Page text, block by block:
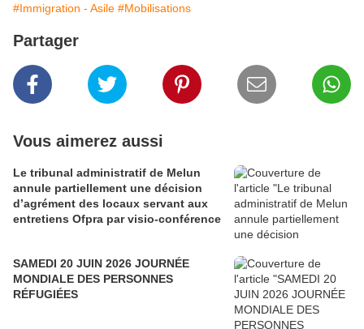
#Immigration - Asile #Mobilisations
Partager
Vous aimerez aussi
Le tribunal administratif de Melun
annule partiellement une décision
d’agrément des locaux servant aux
entretiens Ofpra par visio-conférence
SAMEDI 20 JUIN 2026 JOURNÉE
MONDIALE DES PERSONNES
RÉFUGIÉES